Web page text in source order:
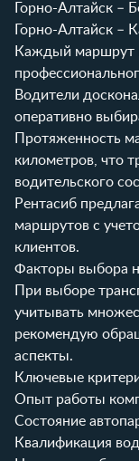
Горно-Алтайск –
Горно-Алтайск –
Каждый маршрут
Водители
оперативно
Протяженность
километров, что
водительского
Рентасиб
маршрутов с
клиентов.
Факторы выбора
При выборе
учитывать
рекомендую
аспекты.
Ключевые
Опыт работы
Состояние
Квалификация